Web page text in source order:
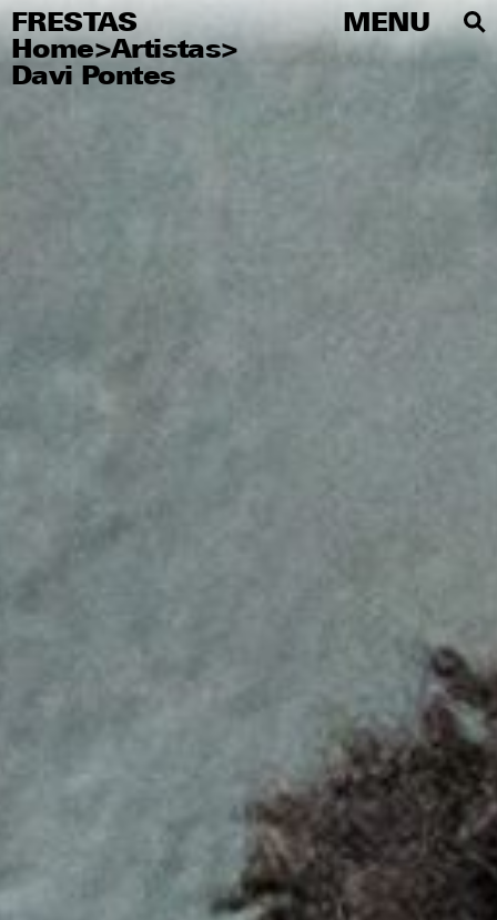
FRESTAS
Home>Artistas>
Davi Pontes
MENU
FRESTAS
MENU
PT
Sobre
Educativo
Publicaciones
Visite
Imprensa
Redes sociales